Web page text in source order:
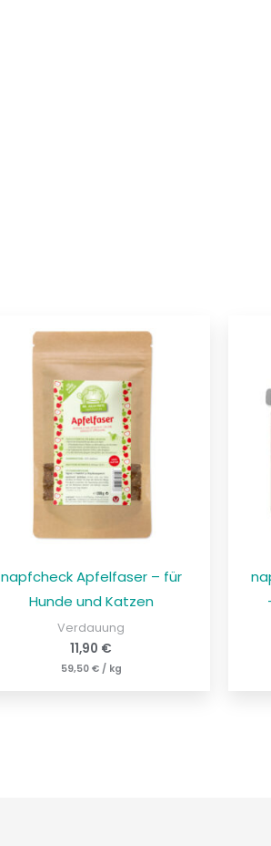
napfcheck Apfelfaser – für
Hunde und Katzen
Verdauung
11,90 €
59,50 €/ kg